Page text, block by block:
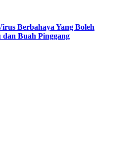
Berbahaya Yang Boleh
Buah Pinggang